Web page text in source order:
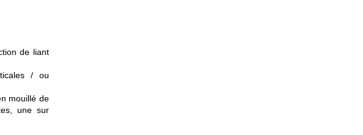
de liant
/ ou
mouillé de
une sur